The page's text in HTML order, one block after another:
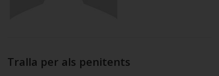
Tralla per als penitents